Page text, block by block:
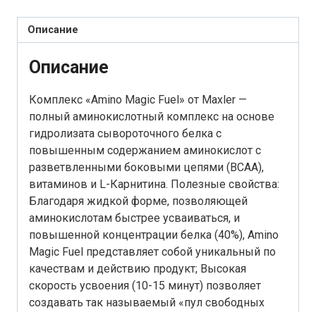
Описание
Описание
Комплекс «Amino Magic Fuel» от Maxler —
полный аминокислотный комплекс на основе
гидролизата сывороточного белка с
повышенным содержанием аминокислот с
разветвленными боковыми цепями (BCAA),
витаминов и L-Карнитина. Полезные свойства:
Благодаря жидкой форме, позволяющей
аминокислотам быстрее усваиваться, и
повышенной концентрации белка (40%), Amino
Magic Fuel представляет собой уникальный по
качествам и действию продукт; Высокая
скорость усвоения (10-15 минут) позволяет
создавать так называемый «пул свободных